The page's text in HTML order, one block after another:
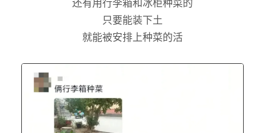
还有用行李箱和冰柜种菜的
只要能装下土
就能被安排上种菜的活